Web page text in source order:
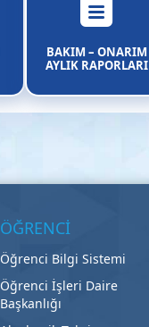
BAKIM – ONARIM
AYLIK RAPORLARI
ÖĞRENCİ
Öğrenci Bilgi Sistemi
Öğrenci İşleri Daire
Başkanlığı